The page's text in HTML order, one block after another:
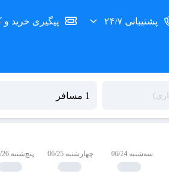
پشتیبانی ۲۴/۷ پیگیری خرید
سه‌شنبه 06/24 چهارشنبه 06/25 پنج‌شنبه 06/26